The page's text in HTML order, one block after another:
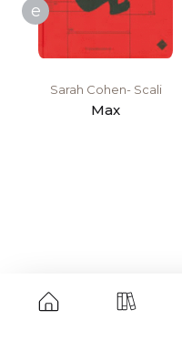
e
Sarah Cohen- Scali
Max